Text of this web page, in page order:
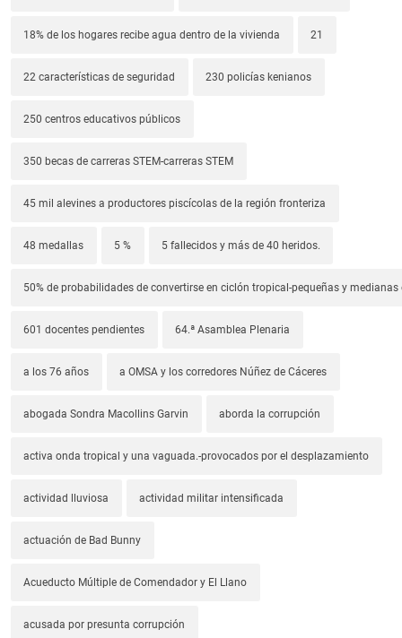
18% de los hogares recibe agua dentro de la vivienda 21
22 características de seguridad 230 policías kenianos
250 centros educativos públicos
350 becas de carreras STEM-carreras STEM
45 mil alevines a productores piscícolas de la región fronteriza
48 medallas 5 % 5 fallecidos y más de 40 heridos.
50% de probabilidades de convertirse en ciclón tropical-pequeñas y
601 docentes pendientes 64.ª Asamblea Plenaria
a los 76 años a OMSA y los corredores Núñez de Cáceres
abogada Sondra Macollins Garvin aborda la corrupción
activa onda tropical y una vaguada.-provocados por el desplazamiento
actividad lluviosa actividad militar intensificada
actuación de Bad Bunny
Acueducto Múltiple de Comendador y El Llano
acusada por presunta corrupción